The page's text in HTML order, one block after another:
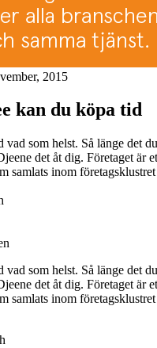
2015
kan du köpa tid
vad som helst. Så länge det
det åt dig. Företaget är
samlats inom
vad som helst. Så länge det
det åt dig. Företaget är
samlats inom